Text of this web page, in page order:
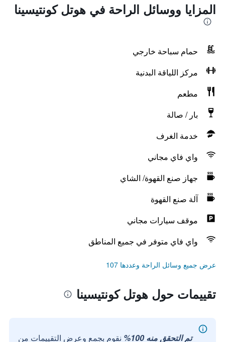
المزايا ووسائل الراحة في هوتل كونتيسينا
حمام سباحة خارجي
مركز اللياقة البدنية
مطعم
بار / صالة
خدمة الغرف
واي فاي مجاني
جهاز صنع القهوة/ الشاي
آلة صنع القهوة
موقف سيارات مجاني
واي فاي متوفر في جميع المناطق
عرض جميع وسائل الراحة وعددها 107
تقييمات حول هوتل كونتيسينا
تم التحقق منه 100% نقوم بجمع وعرض التقييمات من